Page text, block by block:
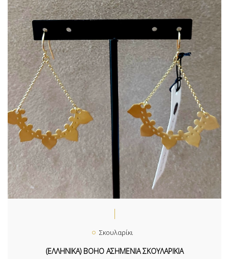
Σκουλαρίκι
(ΕΛΛΗΝΙΚΑ) BOHO ΑΣΗΜΕΝΙΑ ΣΚΟΥΛΑΡΙΚΙΑ